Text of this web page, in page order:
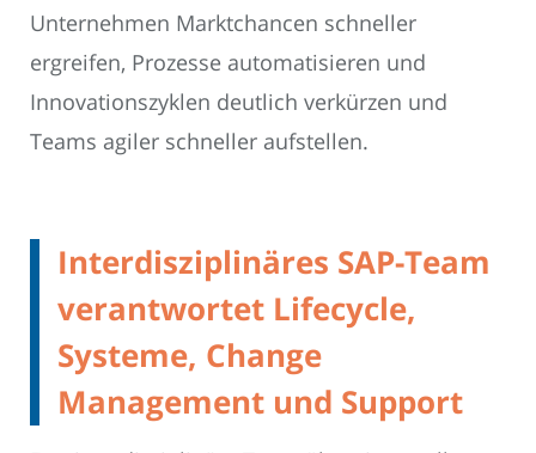
Unternehmen Marktchancen schneller
ergreifen, Prozesse automatisieren und
Innovationszyklen deutlich verkürzen und
Teams agiler schneller aufstellen.
Interdisziplinäres SAP-Team
verantwortet Lifecycle,
Systeme, Change
Management und Support